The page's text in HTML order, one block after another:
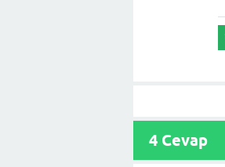
4 Cevap